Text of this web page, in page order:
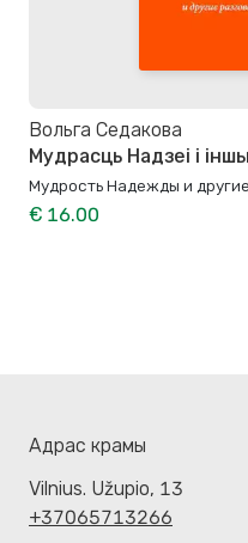
Вольга Седакова
Мудрасць Надзеі і
Мудрость Надежды и
€ 16.00
Адрас крамы
Vilnius. Užupio, 13
+37065713266